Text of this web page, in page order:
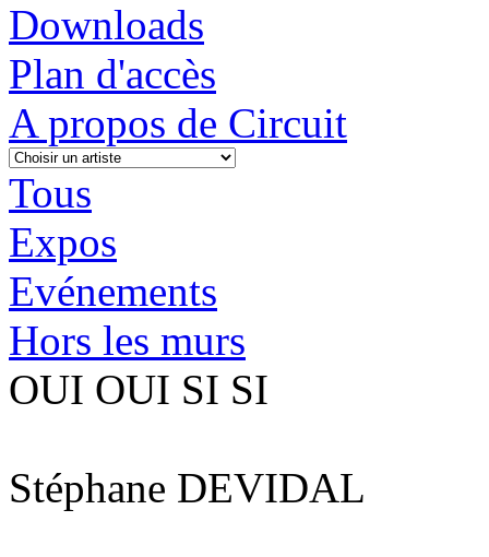
Downloads
Plan d'accès
A propos de Circuit
Tous
Expos
Evénements
Hors les murs
OUI OUI SI SI
Stéphane DEVIDAL